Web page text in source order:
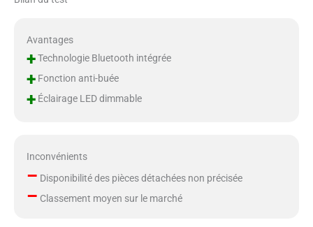
Avantages
+Technologie Bluetooth intégrée
+Fonction anti-buée
+Éclairage LED dimmable
Inconvénients
– Disponibilité des pièces détachées non précisée
– Classement moyen sur le marché